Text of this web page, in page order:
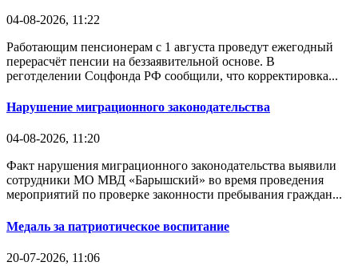
04-08-2026, 11:22
Работающим пенсионерам с 1 августа проведут ежегодный
перерасчёт пенсии на беззаявительной основе. В
реготделении Соцфонда РФ сообщили, что корректировка...
Нарушение миграционного законодательства
04-08-2026, 11:20
Факт нарушения миграционного законодательства выявили
сотрудники МО МВД «Барышский» во время проведения
мероприятий по проверке законности пребывания граждан...
Медаль за патриотическое воспитание
20-07-2026, 11:06